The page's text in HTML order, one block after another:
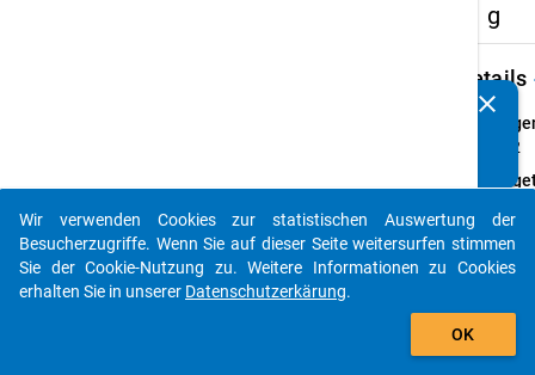
g
Details
34.2
Miete
clear
auto_stories
add_shopping_cart
Wir verwenden Cookies zur statistischen Auswertung der
Besucherzugriffe. Wenn Sie auf dieser Seite weitersurfen stimmen
Sie der Cookie-Nutzung zu. Weitere Informationen zu Cookies
erhalten Sie in unserer Datenschutzerkärung.
OK